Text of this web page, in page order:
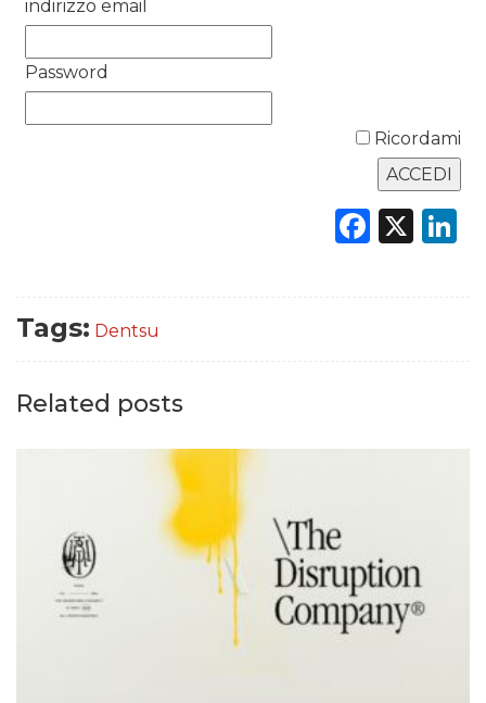
CASE HISTORY
OPINIONI
indirizzo email
Password
Ricordami
X
Tags: Dentsu
Related posts